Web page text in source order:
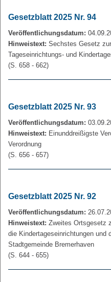
Gesetzblatt 2025 Nr. 94
Veröffentlichungsdatum:
Hinweistext: Sechstes Gesetz
Tageseinrichtungs- und
(S. 658 - 662)
Gesetzblatt 2025 Nr. 93
Veröffentlichungsdatum:
Hinweistext: Einunddreißigste
Verordnung
(S. 656 - 657)
Gesetzblatt 2025 Nr. 92
Veröffentlichungsdatum:
Hinweistext: Zweites Ortsgesetz
die Kindertageseinrichtungen und
Stadtgemeinde Bremerhaven
(S. 644 - 655)